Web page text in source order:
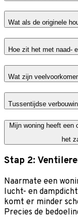
Wat als de originele
Hoe zit het met naad-
Wat zijn
Tussentijdse
Mijn woning heeft een
het
Stap 2:
Naarmate een
lucht- en
komt er minder
Precies de